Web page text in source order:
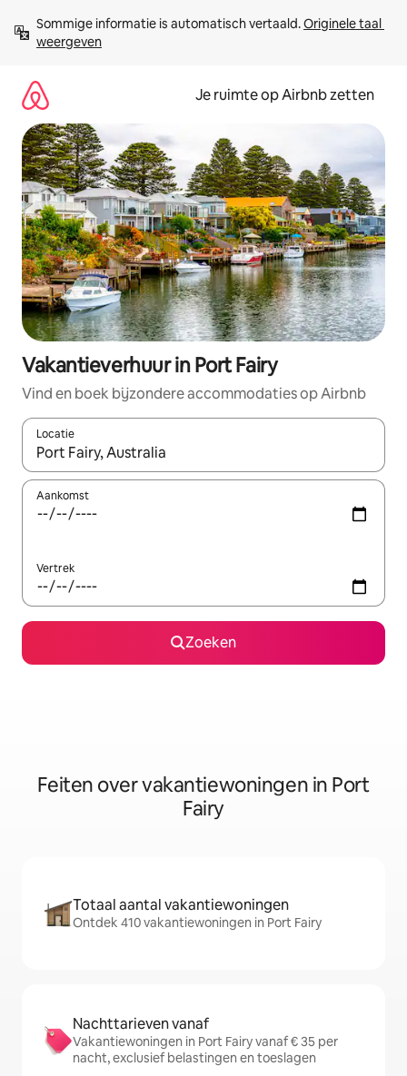
direct
naar
Sommige informatie is automatisch vertaald. Originele taal
weergeven
Je ruimte op Airbnb zetten
Vakantieverhuur in Port Fairy
Vind en boek bijzondere accommodaties op Airbnb
Locatie
Wanneer er suggesties beschikbaar zijn, maak je een keuze
Aankomst
Vertrek
Zoeken
Feiten over vakantiewoningen in Port
Fairy
Totaal aantal vakantiewoningen
Ontdek 410 vakantiewoningen in Port Fairy
Nachttarieven vanaf
Vakantiewoningen in Port Fairy vanaf € 35 per
nacht, exclusief belastingen en toeslagen